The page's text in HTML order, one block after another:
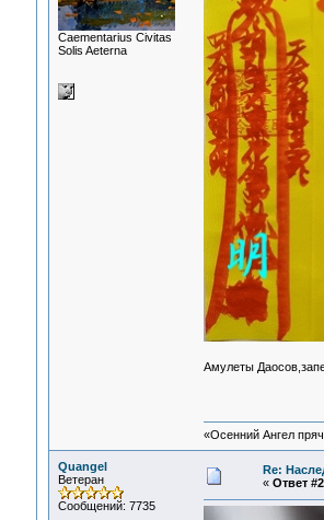
Сaementarius Civitas
Solis Aeterna
Амулеты
«Осенний Ангел
Quangel
Ветеран
Сообщений: 7735
Re:
« Ответ